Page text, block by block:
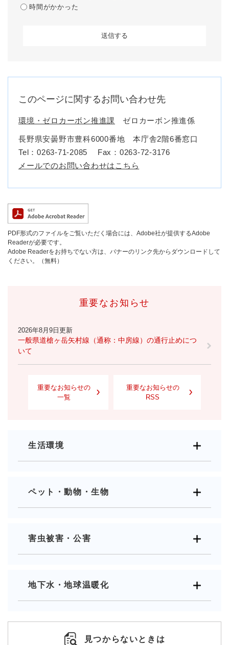
時間がかかった
このページに関するお問い合わせ先
環境・ゼロカーボン推進課 ゼロカーボン推進係
長野県安曇野市豊科6000番地 本庁舎2階6番窓口
Tel：0263-71-2085
Fax：0263-72-3176
メールでのお問い合わせはこちら
PDF形式のファイルをご覧いただく場合には、Adobe社が提供するAdobe
Readerが必要です。
Adobe Readerをお持ちでない方は、バナーのリンク先からダウンロードして
ください。（無料）
重要なお知らせ
2026年8月9日更新
一般県道槍ヶ岳矢村線（通称：中房線）の通行止めにつ
いて
重要なお知らせの
一覧
重要なお知らせの
RSS
生活環境
ペット・動物・生物
害虫被害・公害
地下水・地球温暖化
見つからないときは